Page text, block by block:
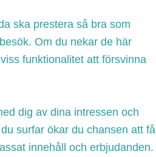
ska prestera så bra som
Om du nekar de här
funktionalitet att försvinna
dig av dina intressen och
surfar ökar du chansen att få
innehåll och erbjudanden.